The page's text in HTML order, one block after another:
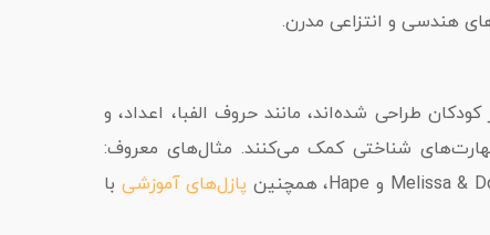
هندسی و انتزاعی مدرن.
طراحی شده‌اند، مانند حروف الفبا، اعداد، و
شناختی کمک می‌کنند. مثال‌های معروف:
پازل‌های آموزشی با